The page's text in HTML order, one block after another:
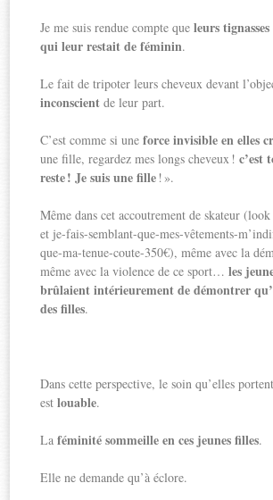
Je me suis rendue compte queleurs
qui leur restait de féminin.
Le fait de tripoter leurs cheveux devant
inconscient de leur part.
C’est comme si uneforce invisible en elles
une fille, regardez mes longs cheveux !c’est
reste ! Je suis une fille ! ».
Même dans cet accoutrement de skateur
et je-fais-semblant-que-mes-vêtements-
que-ma-tenue-coute-350€), même avec la
même avec la violence de ce sport…les
brûlaient intérieurement de démontrer
des filles.
Dans cette perspective, le soin qu’elles
estlouable.
Laféminité sommeille en ces jeunes filles.
Elle ne demande qu’à éclore.